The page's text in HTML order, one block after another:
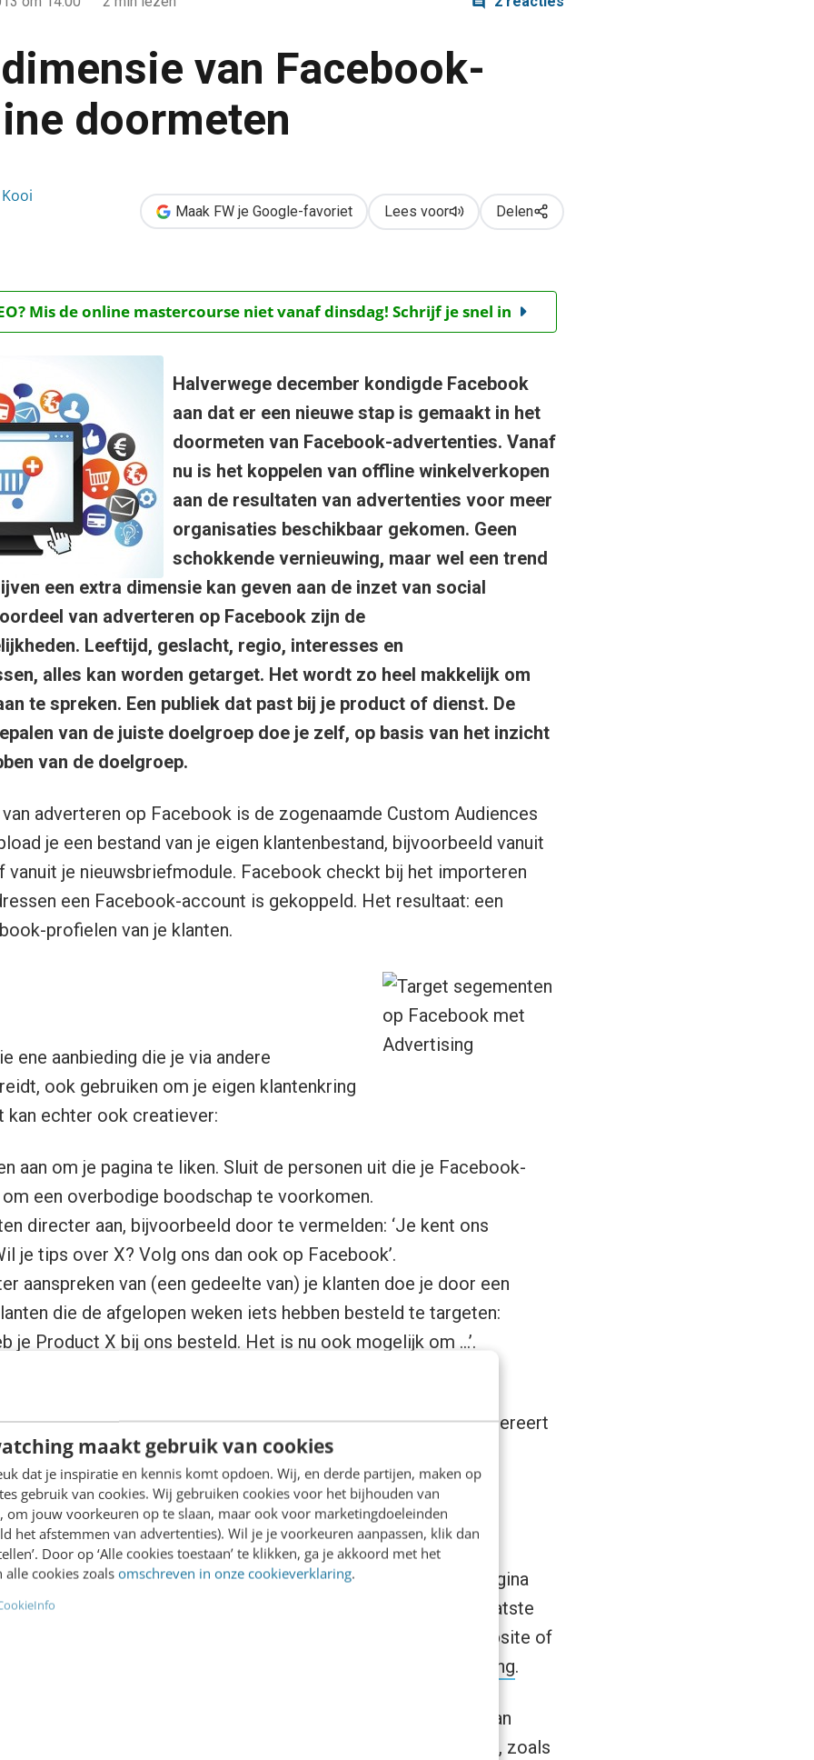
maakt gebruik van cookies
dat je inspiratie en kennis komt opdoen. Wij, en derde partijen, maken op
gebruik van cookies. Wij gebruiken cookies voor het bijhouden van
om jouw voorkeuren op te slaan, maar ook voor marketingdoeleinden
het afstemmen van advertenties). Wil je je voorkeuren aanpassen, klik dan
Door op ‘Alle cookies toestaan’ te klikken, ga je akkoord met het
alle cookies zoals omschreven in onze cookieverklaring.
van Facebook-
doormeten
Maak FW je Google-favoriet Lees voor Delen
Mis de online mastercourse niet vanaf dinsdag! Schrijf je snel in
Halverwege december kondigde Facebook
aan dat er een nieuwe stap is gemaakt in het
doormeten van Facebook-advertenties. Vanaf
nu is het koppelen van offline winkelverkopen
aan de resultaten van advertenties voor meer
organisaties beschikbaar gekomen. Geen
schokkende vernieuwing, maar wel een trend
een extra dimensie kan geven aan de inzet van social
van adverteren op Facebook zijn de
Leeftijd, geslacht, regio, interesses en
alles kan worden getarget. Het wordt zo heel makkelijk om
te spreken. Een publiek dat past bij je product of dienst. De
van de juiste doelgroep doe je zelf, op basis van het inzicht
van de doelgroep.
adverteren op Facebook is de zogenaamde Custom Audiences
je een bestand van je eigen klantenbestand, bijvoorbeeld vanuit
vanuit je nieuwsbriefmodule. Facebook checkt bij het importeren
een Facebook-account is gekoppeld. Het resultaat: een
profielen van je klanten.
ene aanbieding die je via andere
ook gebruiken om je eigen klantenkring
kan echter ook creatiever:
aan om je pagina te liken. Sluit de personen uit die je Facebook-
een overbodige boodschap te voorkomen.
directer aan, bijvoorbeeld door te vermelden: ‘Je kent ons
je tips over X? Volg ons dan ook op Facebook’.
aanspreken van (een gedeelte van) je klanten doe je door een
die de afgelopen weken iets hebben besteld te targeten:
je Product X bij ons besteld. Het is nu ook mogelijk om …’.
van de eigenschappen van de personen in de database, genereert
bestand met zogenaamdelookalike-profielen
hebben vaak een call-to-action naar een Facebook-pagina
of een externe link, zoals een website of webshop. In het laatste
van conversies (bezoeken, doelen of verkopen op de website of
conversietracking.
van de resultaten van Facebook advertising bij het meten van
zijn niet altijd gekoppeld aan online marketingtools, zoals